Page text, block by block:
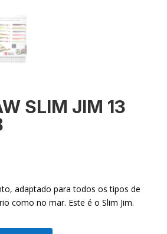
SLIM JIM 13
adaptado para todos os tipos de
como no mar. Este é o Slim Jim.